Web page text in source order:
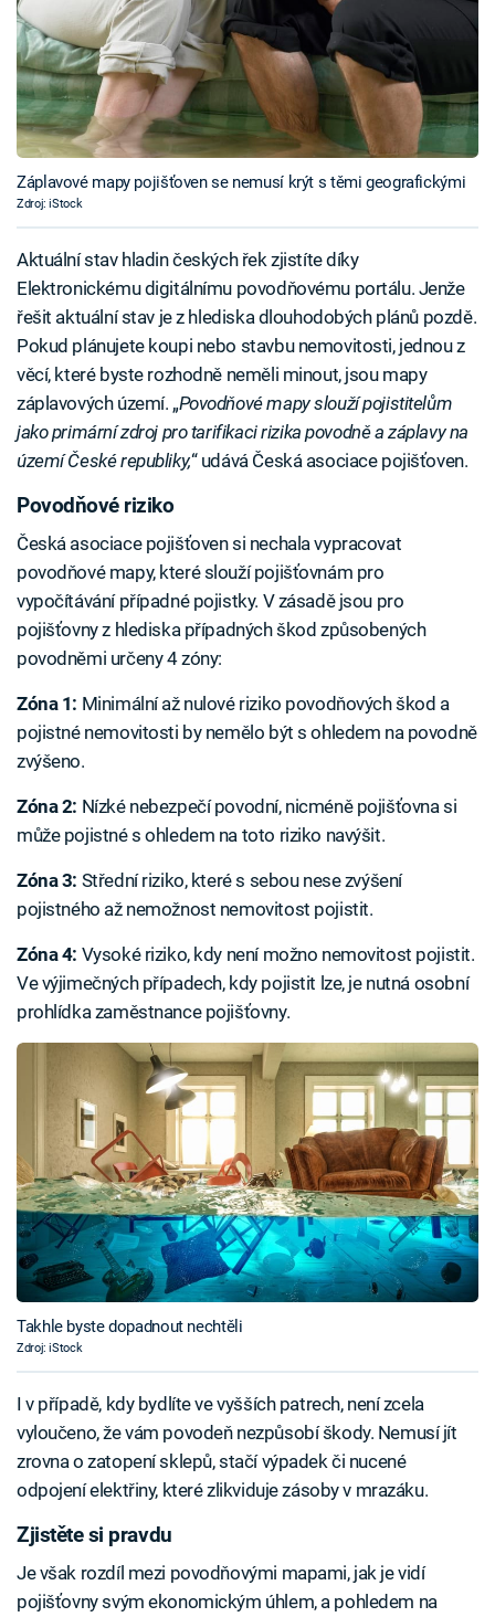
Záplavové mapy pojišťoven se nemusí krýt s těmi geografickými
Zdroj: iStock
Aktuální stav hladin českých řek zjistíte díky
Elektronickému digitálnímu povodňovému portálu. Jenže
řešit aktuální stav je z hlediska dlouhodobých plánů pozdě.
Pokud plánujete koupi nebo stavbu nemovitosti, jednou z
věcí, které byste rozhodně neměli minout, jsou mapy
záplavových území. „Povodňové mapy slouží pojistitelům
jako primární zdroj pro tarifikaci rizika povodně a záplavy na
území České republiky,“ udává Česká asociace pojišťoven.
Povodňové riziko
Česká asociace pojišťoven si nechala vypracovat
povodňové mapy, které slouží pojišťovnám pro
vypočítávání případné pojistky. V zásadě jsou pro
pojišťovny z hlediska případných škod způsobených
povodněmi určeny 4 zóny:
Zóna 1: Minimální až nulové riziko povodňových škod a
pojistné nemovitosti by nemělo být s ohledem na povodně
zvýšeno.
Zóna 2: Nízké nebezpečí povodní, nicméně pojišťovna si
může pojistné s ohledem na toto riziko navýšit.
Zóna 3: Střední riziko, které s sebou nese zvýšení
pojistného až nemožnost nemovitost pojistit.
Zóna 4: Vysoké riziko, kdy není možno nemovitost pojistit.
Ve výjimečných případech, kdy pojistit lze, je nutná osobní
prohlídka zaměstnance pojišťovny.
Takhle byste dopadnout nechtěli
Zdroj: iStock
I v případě, kdy bydlíte ve vyšších patrech, není zcela
vyloučeno, že vám povodeň nezpůsobí škody. Nemusí jít
zrovna o zatopení sklepů, stačí výpadek či nucené
odpojení elektřiny, které zlikviduje zásoby v mrazáku.
Zjistěte si pravdu
Je však rozdíl mezi povodňovými mapami, jak je vidí
pojišťovny svým ekonomickým úhlem, a pohledem na